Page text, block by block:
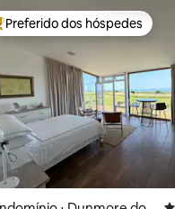
média de 5, 284
os melhores preferidos
Preferido dos hóspedes